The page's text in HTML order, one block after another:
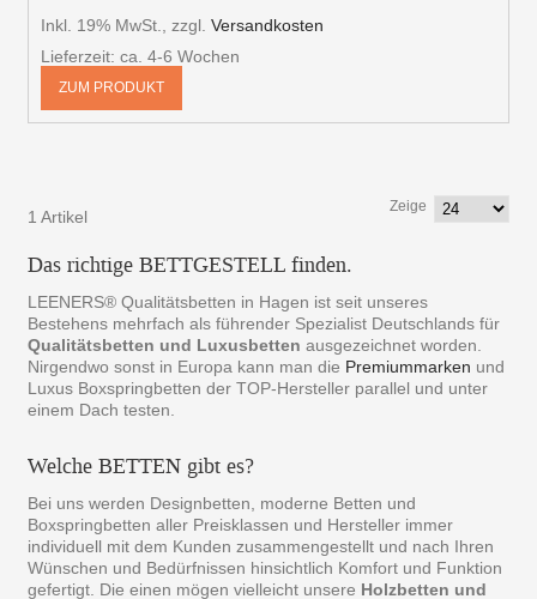
Inkl. 19% MwSt. ,zzgl.Versandkosten
Lieferzeit: ca. 4-6 Wochen
ZUM PRODUKT
1 Artikel
Zeige
Das richtige BETTGESTELL finden.
LEENERS® Qualitätsbetten in Hagen ist seit unseres
Bestehens mehrfach als führender Spezialist Deutschlands für
Qualitätsbetten und Luxusbettenausgezeichnet worden.
Nirgendwo sonst in Europa kann man die Premiummarken und
Luxus Boxspringbetten der TOP-Hersteller parallel und unter
einem Dach testen.
Welche BETTEN gibt es?
Bei uns werden Designbetten, moderne Betten und
Boxspringbetten aller Preisklassen und Hersteller immer
individuell mit dem Kunden zusammengestellt und nach Ihren
Wünschen und Bedürfnissen hinsichtlich Komfort und Funktion
gefertigt. Die einen mögen vielleicht unsere Holzbetten und